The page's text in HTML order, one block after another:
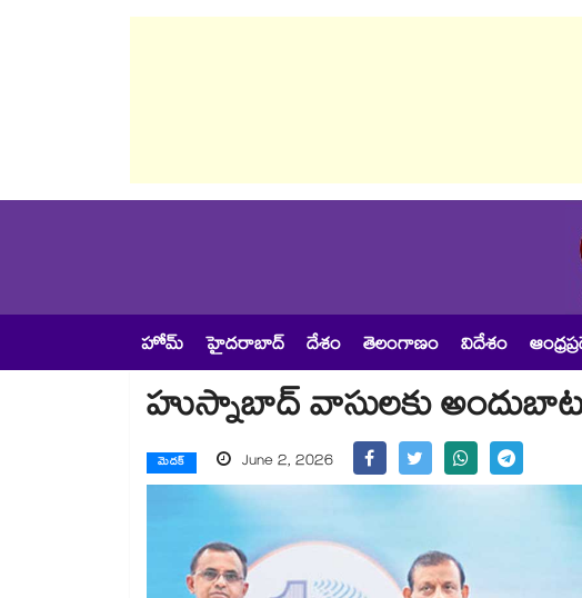
హోమ్ హైదరాబాద్ దేశం తెలంగాణం విదేశం
హుస్నాబాద్‌‌‌‌‌‌‌‌ వాసులకు
మెదక్ June 2, 2026